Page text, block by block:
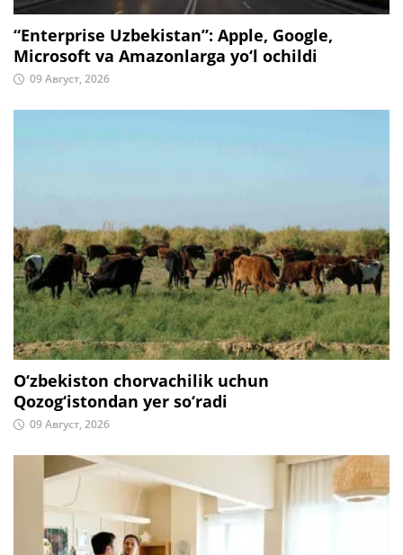
“Enterprise Uzbekistan”: Apple, Google,
Microsoft va Amazonlarga yo‘l ochildi
09 Август, 2026
O‘zbekiston chorvachilik uchun
Qozog‘istondan yer so‘radi
09 Август, 2026